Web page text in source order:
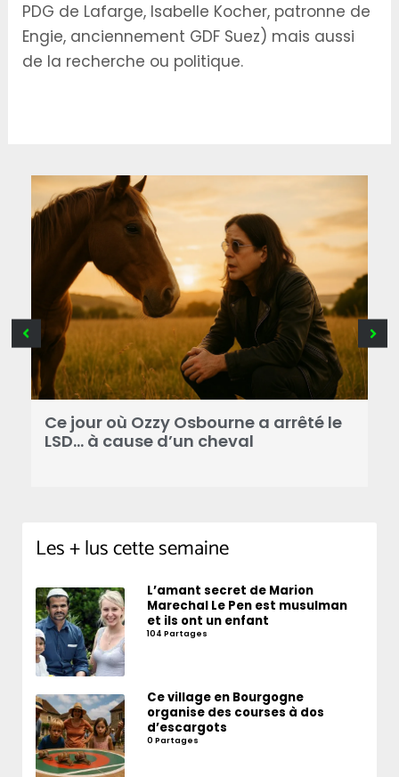
PDG de Lafarge, Isabelle Kocher, patronne de
Engie, anciennement GDF Suez) mais aussi
de la recherche ou politique.
Ce jour où Ozzy Osbourne a arrêté le
LSD… à cause d’un cheval
Les + lus cette semaine
L’amant secret de Marion
Marechal Le Pen est musulman
et ils ont un enfant
104 Partages
Ce village en Bourgogne
organise des courses à dos
d’escargots
0 Partages